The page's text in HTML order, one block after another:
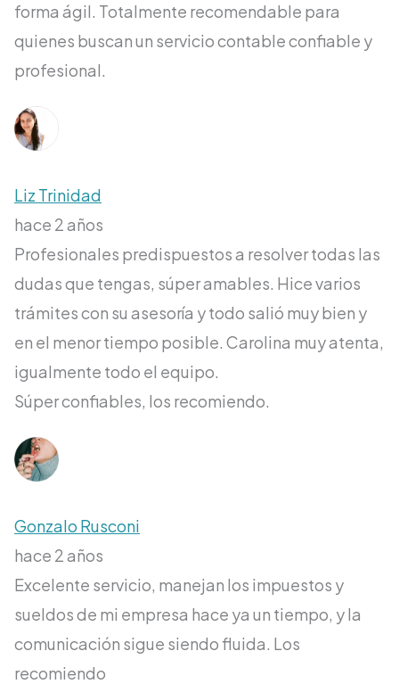
forma ágil. Totalmente recomendable para
quienes buscan un servicio contable confiable y
profesional.
Liz Trinidad
hace 2 años
Profesionales predispuestos a resolver todas las
dudas que tengas, súper amables. Hice varios
trámites con su asesoría y todo salió muy bien y
en el menor tiempo posible. Carolina muy atenta,
igualmente todo el equipo.
Súper confiables, los recomiendo.
Gonzalo Rusconi
hace 2 años
Excelente servicio, manejan los impuestos y
sueldos de mi empresa hace ya un tiempo, y la
comunicación sigue siendo fluida. Los
recomiendo